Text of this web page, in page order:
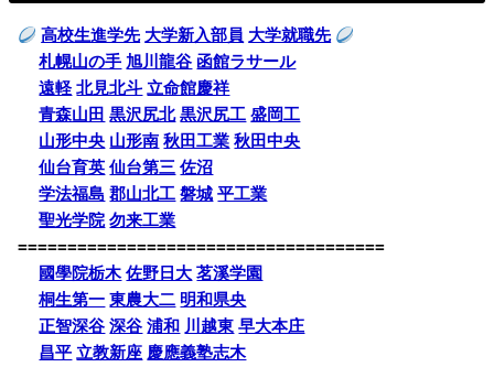
高校生進学先 大学新入部員 大学就職先
札幌山の手 旭川龍谷 函館ラサール
遠軽 北見北斗 立命館慶祥
青森山田 黒沢尻北 黒沢尻工 盛岡工
山形中央 山形南 秋田工業 秋田中央
仙台育英 仙台第三 佐沼
学法福島 郡山北工 磐城 平工業
聖光学院 勿来工業
=====================================
國學院栃木 佐野日大 茗溪学園
桐生第一 東農大二 明和県央
正智深谷 深谷 浦和 川越東 早大本庄
昌平 立教新座 慶應義塾志木